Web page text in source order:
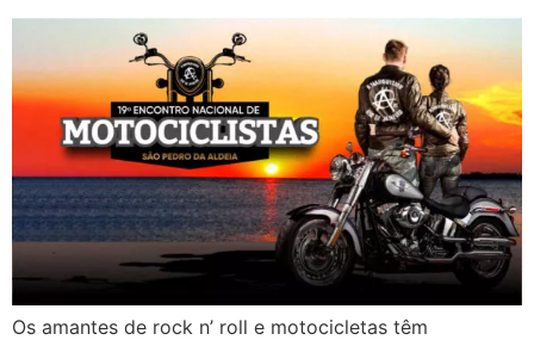
Os amantes de rock n’ roll e motocicletas têm